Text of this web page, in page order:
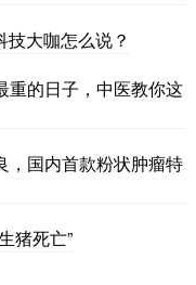
大咖怎么说？
重的日子，中医教你这
，国内首款粉状肿瘤特
猪死亡”